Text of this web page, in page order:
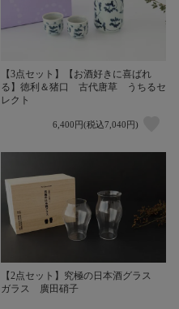
【3点セット】【お酒好きに喜ばれ
る】徳利＆猪口 古代唐草 うちるセ
レクト
6,400円(税込7,040円)
【2点セット】究極の日本酒グラス
ガラス 廣田硝子